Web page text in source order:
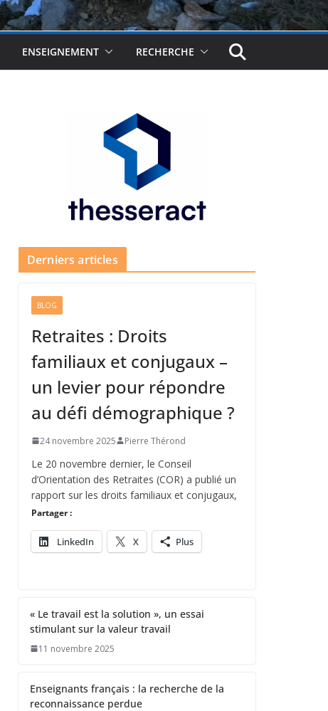
ENSEIGNEMENT RECHERCHE
Derniers articles
BLOG
Retraites : Droits
familiaux et conjugaux –
un levier pour répondre
au défi démographique ?
24 novembre 2025 Pierre Thérond
Le 20 novembre dernier, le Conseil
d’Orientation des Retraites (COR) a publié un
rapport sur les droits familiaux et conjugaux,
Partager :
LinkedIn X Plus
« Le travail est la solution », un essai
stimulant sur la valeur travail
11 novembre 2025
Enseignants français : la recherche de la
reconnaissance perdue